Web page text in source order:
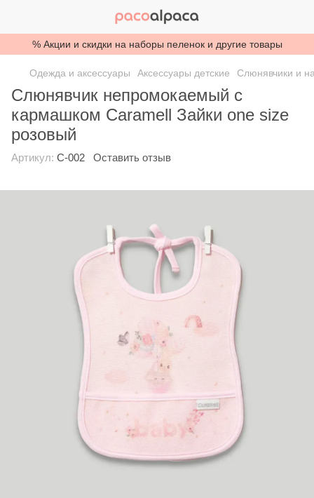
% Акции и скидки на наборы пеленок и другие товары
Одежда и аксессуары Аксессуары детские Слюнявчики и
Слюнявчик непромокаемый с
кармашком Caramell Зайки one size
розовый
Артикул: С-002 Оставить отзыв